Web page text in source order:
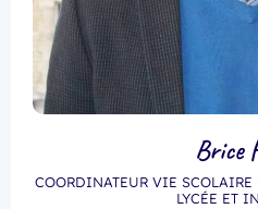
Brice
COORDINATEUR VIE SCOLAIRE
LYCÉE ET